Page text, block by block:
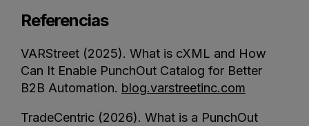
Referencias
VARStreet (2025). What is cXML and How
Can It Enable PunchOut Catalog for Better
B2B Automation. blog.varstreetinc.com
TradeCentric (2026). What is a PunchOut